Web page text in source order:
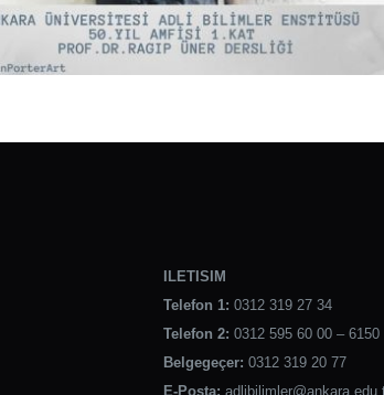
ILETISIM
Telefon 1: 0312 319 27 34
Telefon 2: 0312 595 60 00 – 6150
Belgegeçer: 0312 319 20 77
E-Posta: